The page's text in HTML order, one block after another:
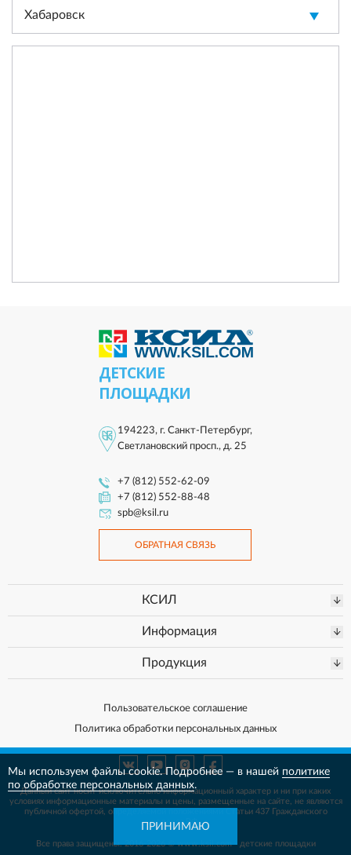
Хабаровск
ДЕТСКИЕ
ПЛОЩАДКИ
194223, г. Санкт-Петербург,
Светлановский просп., д. 25
+7 (812) 552-62-09
+7 (812) 552-88-48
spb@ksil.ru
ОБРАТНАЯ СВЯЗЬ
КСИЛ
Информация
Продукция
Пользовательское соглашение
Политика обработки персональных данных
Данный сайт носит исключительно информационный характер и ни при каких
условиях информационные материалы и цены, размещенные на сайте, неявляются
публичной офертой, определяемой положениями Статьи 437 Гражданского
кодекса РФ.
Все права защищены. 2016-2026 © www.ksil.com - детские площадки
Мы используем файлы cookie. Подробнее — в нашей политике
по обработке персональных данных.
ПРИНИМАЮ